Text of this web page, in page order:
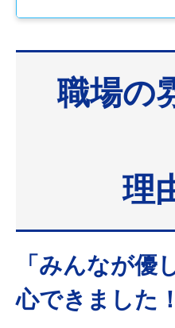
職場の
理
「みんなが優
心できました